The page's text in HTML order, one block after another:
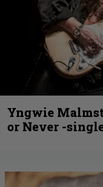
Yngwie
or Never -